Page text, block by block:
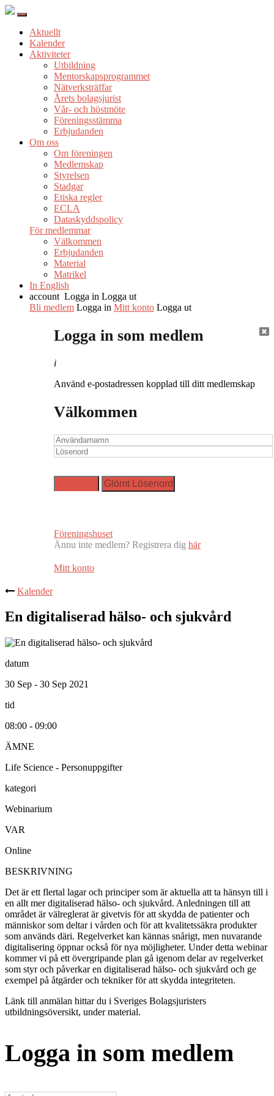
Aktuellt
Kalender
Aktiviteter
Utbildning
Mentorskapsprogrammet
Nätverksträffar
Årets bolagsjurist
Vår- och höstmöte
Föreningsstämma
Erbjudanden
Om oss
Om föreningen
Medlemskap
Styrelsen
Stadgar
Etiska regler
ECLA
Dataskyddspolicy
För medlemmar
Välkommen
Erbjudanden
Material
Matrikel
In English
account Logga in Logga ut
Bli medlem Logga in Mitt konto Logga ut
Logga in som medlem
i
Använd e-postadressen kopplad till ditt medlemskap
Välkommen
Föreningshuset
Ännu inte medlem? Registrera dig här
Mitt konto
Kalender
En digitaliserad hälso- och sjukvård
datum
30 Sep - 30 Sep 2021
tid
08:00 - 09:00
ÄMNE
Life Science - Personuppgifter
kategori
Webinarium
VAR
Online
BESKRIVNING
Det är ett flertal lagar och principer som är aktuella att ta hänsyn till i
en allt mer digitaliserad hälso- och sjukvård. Anledningen till att
området är välreglerat är givetvis för att skydda de patienter och
människor som deltar i vården och för att kvalitetssäkra produkter
som används däri. Regelverket kan kännas snårigt, men nuvarande
digitalisering öppnar också för nya möjligheter. Under detta webinar
kommer vi på ett övergripande plan gå igenom delar av regelverket
som styr och påverkar en digitaliserad hälso- och sjukvård och ge
exempel på åtgärder och tekniker för att skydda integriteten.
Länk till anmälan hittar du i Sveriges Bolagsjuristers
utbildningsöversikt, under material.
Logga in som medlem